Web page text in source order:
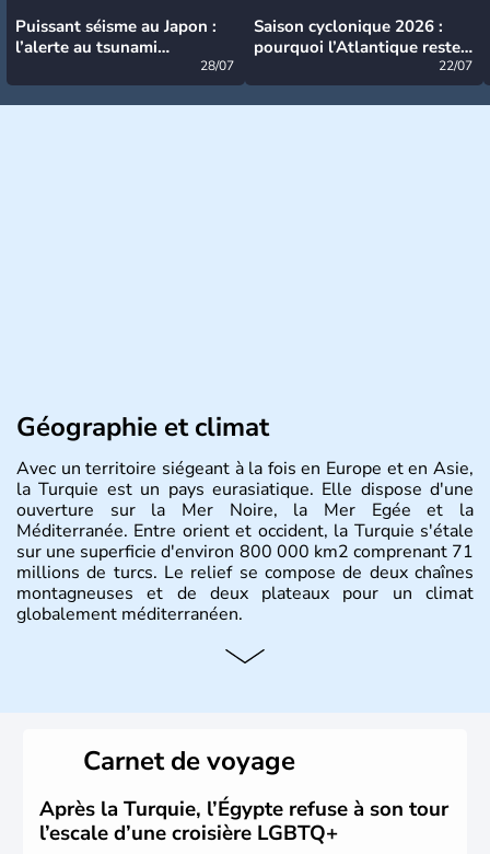
Puissant séisme au Japon :
l’alerte au tsunami
28/07
Saison cyclonique 2026 :
pourquoi l’Atlantique reste
22/07
Géographie et climat
Avec un territoire siégeant à la fois en Europe et en Asie,
la Turquie est un pays eurasiatique. Elle dispose d'une
ouverture sur la Mer Noire, la Mer Egée et la
Méditerranée. Entre orient et occident, la Turquie s'étale
sur une superficie d'environ 800 000 km2 comprenant 71
millions de turcs. Le relief se compose de deux chaînes
montagneuses et de deux plateaux pour un climat
globalement méditerranéen.
Histoire et administration
qui constitueront en 1299 les fondations de l'Empire
ottoman. Après avoir rattaché l'Anatolie et la Thrace
orientale au territoire turc, la République est proclamée
le 29 octobre 1923. Ankara remplace alors Istanbul au
titre de capitale du pays.
Carnet de voyage
Après la Turquie, l’Égypte refuse à son tour
l’escale d’une croisière LGBTQ+